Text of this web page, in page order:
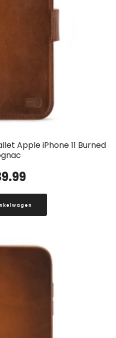
Apple iPhone 11 Burned